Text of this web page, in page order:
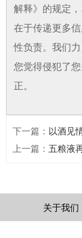
解释》的规定
在于传递更多
性负责。我们
您觉得侵犯了
正。
下一篇 ： 以酒见
上一篇 ： 五粮液
关于我们